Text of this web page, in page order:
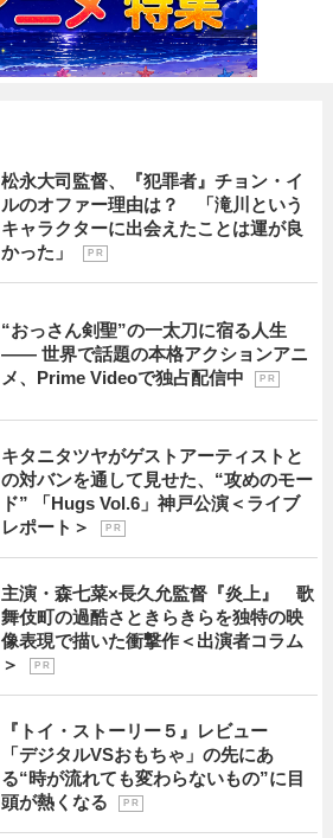
松永大司監督、『犯罪者』チョン・イ
ルのオファー理由は？ 「滝川という
キャラクターに出会えたことは運が良
かった」
P R
“おっさん剣聖”の一太刀に宿る人生
―― 世界で話題の本格アクションアニ
メ、Prime Videoで独占配信中
P R
キタニタツヤがゲストアーティストと
の対バンを通して見せた、“攻めのモー
ド” 「Hugs Vol.6」神戸公演＜ライブ
レポート＞
P R
主演・森七菜×長久允監督『炎上』 歌
舞伎町の過酷さときらきらを独特の映
像表現で描いた衝撃作＜出演者コラム
＞
P R
『トイ・ストーリー５』レビュー
「デジタルVSおもちゃ」の先にあ
る“時が流れても変わらないもの”に目
頭が熱くなる
P R